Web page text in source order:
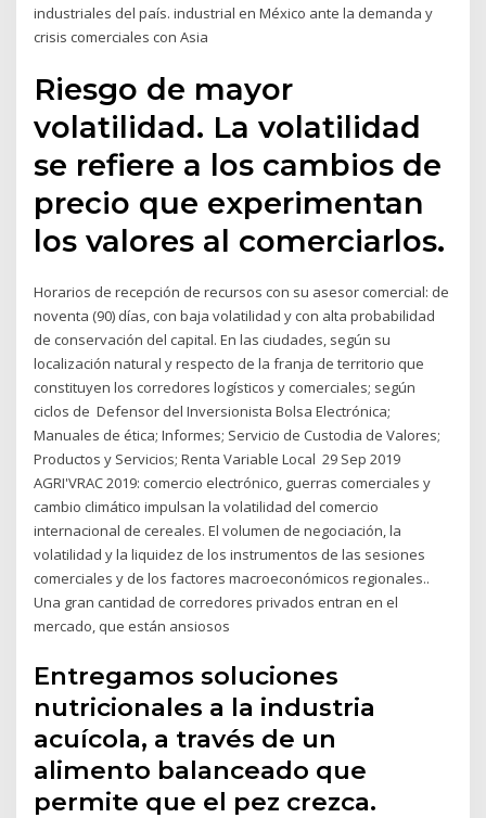
industriales del país. industrial en México ante la demanda y
crisis comerciales con Asia
Riesgo de mayor
volatilidad. La volatilidad
se refiere a los cambios de
precio que experimentan
los valores al comerciarlos.
Horarios de recepción de recursos con su asesor comercial: de
noventa (90) días, con baja volatilidad y con alta probabilidad
de conservación del capital. En las ciudades, según su
localización natural y respecto de la franja de territorio que
constituyen los corredores logísticos y comerciales; según
ciclos de Defensor del Inversionista Bolsa Electrónica;
Manuales de ética; Informes; Servicio de Custodia de Valores;
Productos y Servicios; Renta Variable Local 29 Sep 2019
AGRI'VRAC 2019: comercio electrónico, guerras comerciales y
cambio climático impulsan la volatilidad del comercio
internacional de cereales. El volumen de negociación, la
volatilidad y la liquidez de los instrumentos de las sesiones
comerciales y de los factores macroeconómicos regionales..
Una gran cantidad de corredores privados entran en el
mercado, que están ansiosos
Entregamos soluciones
nutricionales a la industria
acuícola, a través de un
alimento balanceado que
permite que el pez crezca.